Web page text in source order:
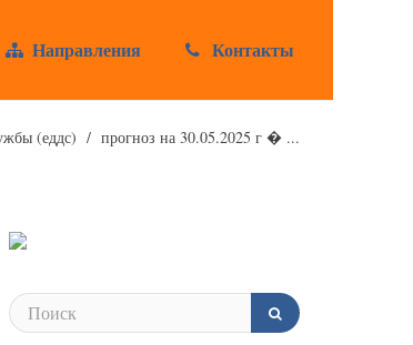
Направления Контакты
(еддс) прогноз на 30.05.2025 г � ...